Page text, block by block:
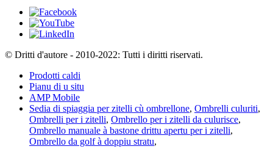
© Dritti d'autore - 2010-2022: Tutti i diritti riservati.
Prodotti caldi
Pianu di u situ
AMP Mobile
Sedia di spiaggia per zitelli cù ombrellone, Ombrelli culuriti,
Ombrelli per i zitelli, Ombrello per i zitelli da culurisce,
Ombrello manuale à bastone drittu apertu per i zitelli,
Ombrello da golf à doppiu stratu,